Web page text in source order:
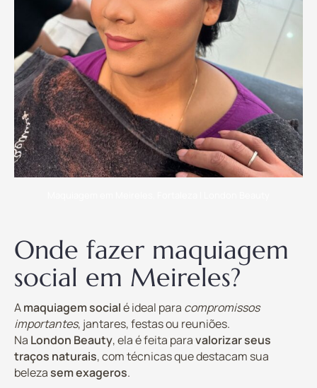
Onde fazer maquiagem
social em Meireles?
Amaquiagem socialé ideal para compromissos
importantes, jantares, festas ou reuniões.
Na London Beauty, ela é feita paravalorizar seus
traços naturais, com técnicas que destacam sua
belezasem exageros.